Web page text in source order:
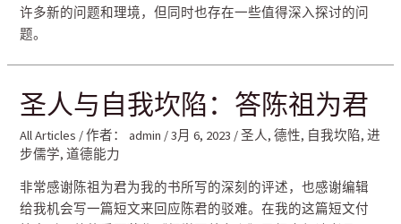
许多新的问题和理境，但同时也存在一些值得深入探讨的问
题。
圣人与自我坎陷：答陈祖为君
All Articles / 作者： admin /3月 6, 2023 /圣人,德性, 自我坎陷,进
步儒学,道德能力
非常感谢陈祖为君为我的书所写的深刻的评述，也感谢编辑
给我机会写一篇短文来回应陈君的驳难。在我的这篇短文付